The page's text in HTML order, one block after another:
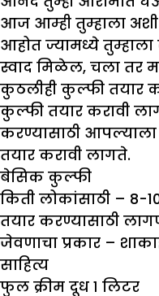
आज आम्ही तुम्हाला
आहोत ज्यामध्ये
स्वाद मिळेल, चला तर
कुठलीही कुल्फी तयार
कुल्फी तयार करावी
करण्यासाठी
तयार करावी लागते.
बेसिक कुल्फी
किती लोकांसाठी – 8-
तयार करण्यासाठी
जेवणाचा प्रकार –
साहित्य
फुल क्रीम दूध १ लिटर